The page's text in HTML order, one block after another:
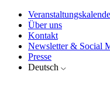
Über uns
Kontakt
Newsletter & Social
Presse
Deutsch